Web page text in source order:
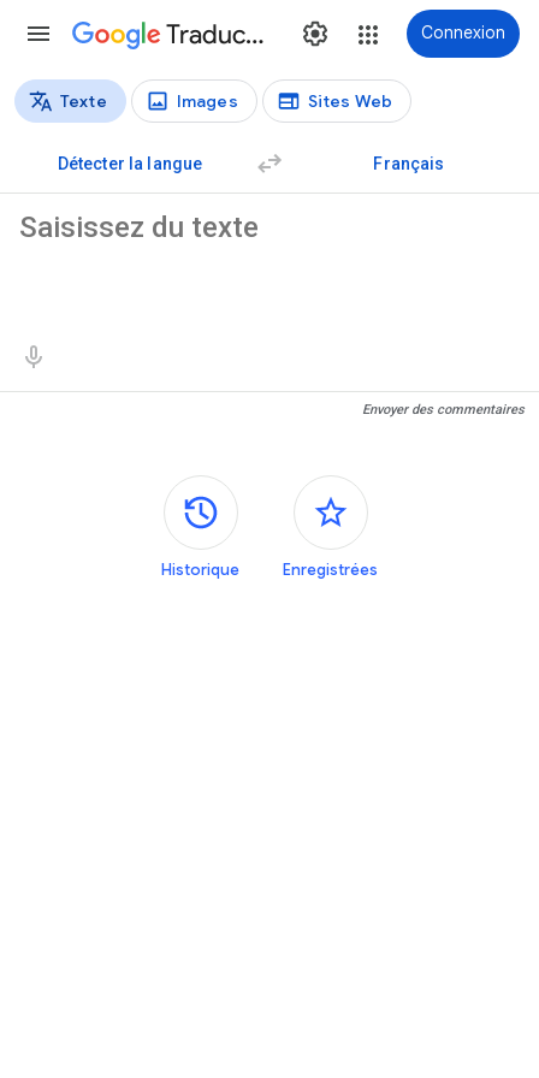
Traduction Connexion
Types de traductions
Texte Images Sites Web
Détecter la langue Français
Envoyer des commentaires
Panneaux latéraux
Historique Enregistrées